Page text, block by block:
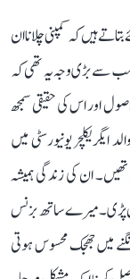
ہیں کہ کمپنی چلانا ان
سب سے بڑی وجہ یہ تھی کہ
اور اس کی حقیقی سمجھ
یونیورسٹی میں
تھیں۔ ان کی زندگی ہمیشہ
پڑی۔ میرے ساتھ بزنس
میں جھجک محسوس ہوتی